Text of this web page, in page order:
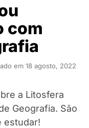
com
em 18 agosto, 2022
a Litosfera
Geografia. São
estudar!